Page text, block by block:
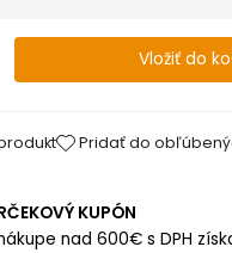
Pridať do
KUPÓN
nad 600€ s DPH